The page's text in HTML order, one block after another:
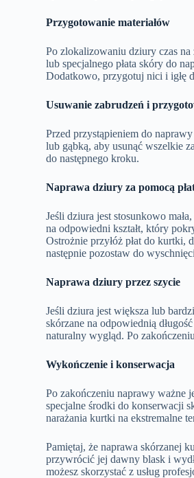
Przygotowanie materiałów
Po zlokalizowaniu dziury czas na
lub specjalnego płata skóry do
Dodatkowo, przygotuj nici i igłę
Usuwanie zabrudzeń i
Przed przystąpieniem do
lub gąbką, aby usunąć wszelkie
do następnego kroku.
Naprawa dziury za pomocą
Jeśli dziura jest stosunkowo
na odpowiedni kształt, który
Ostrożnie przyłóż płat do kurtki,
następnie pozostaw do
Naprawa dziury przez szycie
Jeśli dziura jest większa lub
skórzane na odpowiednią
naturalny wygląd. Po
Wykończenie i konserwacja
Po zakończeniu naprawy ważne
specjalne środki do konserwacji
narażania kurtki na ekstremalne
Pamiętaj, że naprawa skórzanej
przywrócić jej dawny blask i
możesz skorzystać z usług